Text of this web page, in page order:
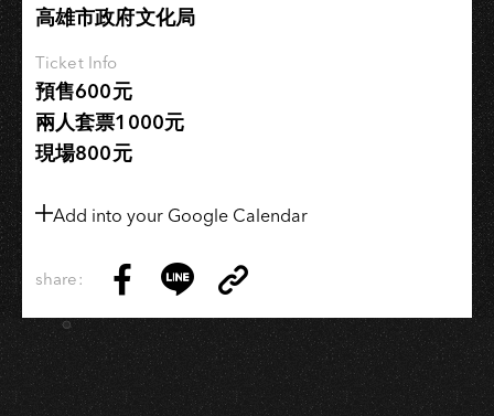
高雄市政府文化局
Ticket Info
預售600元
兩人套票1000元
現場800元
Add into your Google Calendar
share:
on
Facebook
on
LINE
Link
Copy
Link